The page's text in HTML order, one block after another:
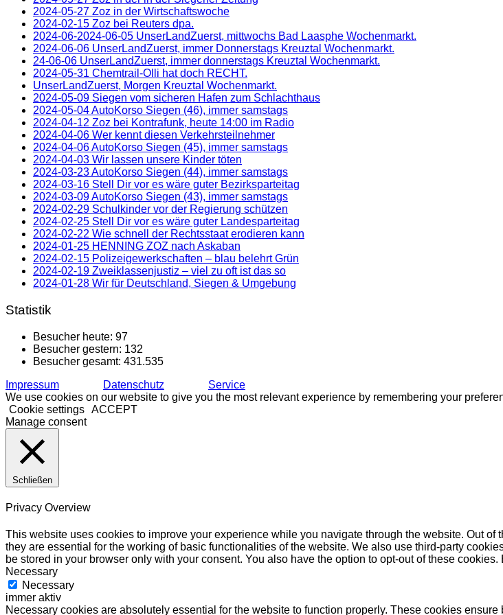
2024-05-27 Zoz in der Wirtschaftswoche
2024-02-15 Zoz bei Reuters dpa.
2024-06-2024-06-05 UnserLandZuerst, mittwochs Bad Laasphe Wochenmarkt.
2024-06-06 UnserLandZuerst, immer Donnerstags Kreuztal Wochenmarkt.
24-06-06 UnserLandZuerst, immer donnerstags Kreuztal Wochenmarkt.
2024-05-31 Chemtrail-Olli hat doch RECHT.
UnserLandZuerst, Morgen Kreuztal Wochenmarkt.
2024-05-09 Siegen vom sicheren Hafen zum Schlachthaus
2024-05-04 AutoKorso Siegen (46), immer samstags
2024-04-12 Zoz bei Kontrafunk, heute 14:00 im Radio
2024-04-06 Wer kennt diesen Verkehrsteilnehmer
2024-04-06 AutoKorso Siegen (45), immer samstags
2024-04-03 Wir lassen unsere Kinder töten
2024-03-23 AutoKorso Siegen (44), immer samstags
2024-03-16 Stell Dir vor es wäre guter Bezirksparteitag
2024-03-09 AutoKorso Siegen (43), immer samstags
2024-02-29 Schulkinder vor der Regierung schützen
2024-02-25 Stell Dir vor es wäre guter Landesparteitag
2024-02-22 Wie schnell der Rechtsstaat erodieren kann
2024-01-25 HENNING ZOZ nach Askaban
2024-02-15 Polizeigewerkschaften – blau belehrt Grün
2024-02-19 Zweiklassenjustiz – viel zu oft ist das so
2024-01-28 Wir für Deutschland, Siegen & Umgebung
Statistik
Besucher heute: 97
Besucher gestern: 132
Besucher gesamt: 431.535
Impressum
Datenschutz
Service
We use cookies on our website to give you the most relevant experience by remembering your
Cookie settings ACCEPT
Manage consent
Schließen
Privacy Overview
This website uses cookies to improve your experience while you navigate through the website. Out
they are essential for the working of basic functionalities of the website. We also use third-party
be stored in your browser only with your consent. You also have the option to opt-out of these
Necessary
Necessary
immer aktiv
Necessary cookies are absolutely essential for the website to function properly. These cookies